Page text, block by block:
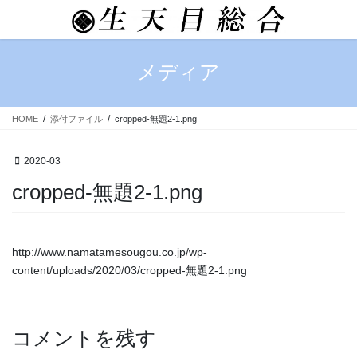
テ
ス
ゲ
ン
メディア
HOME 添付ファイル cropped-無題2-1.png
2020-03
cropped-無題2-1.png
http://www.namatamesougou.co.jp/wp-
content/uploads/2020/03/cropped-無題2-1.png
コメントを残す